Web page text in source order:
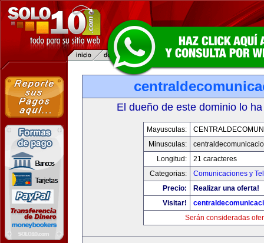
El dueño de este dominio lo
Mayusculas:
Minusculas:
Longitud:
21 caracteres
Categorias:
Comunicaciones y
Precio:
Realizar una oferta!
Visitar!
Serán consideradas